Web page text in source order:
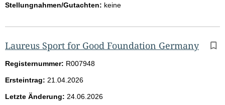
Stellungnahmen/Gutachten: keine
Laureus Sport for Good Foundation Germany
Registernummer: R007948
Ersteintrag: 21.04.2026
Letzte Änderung: 24.06.2026